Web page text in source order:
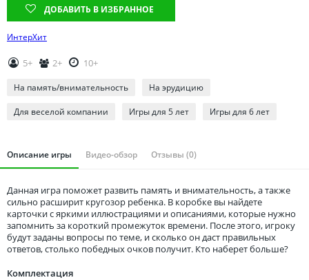
Томская область
Тюменская область
Удмуртия
Ульяновская область
ДОБАВИТЬ В ИЗБРАННОЕ
ИнтерХит
5+ 2+ 10+
На память/внимательность На эрудицию
Для веселой компании Игры для 5 лет Игры для 6 лет
Описание игры Видео-обзор Отзывы (0)
Данная игра поможет развить память и внимательность, а также
сильно расширит кругозор ребенка. В коробке вы найдете
карточки с яркими иллюстрациями и описаниями, которые нужно
запомнить за короткий промежуток времени. После этого, игроку
будут заданы вопросы по теме, и сколько он даст правильных
ответов, столько победных очков получит. Кто наберет больше?
Комплектация